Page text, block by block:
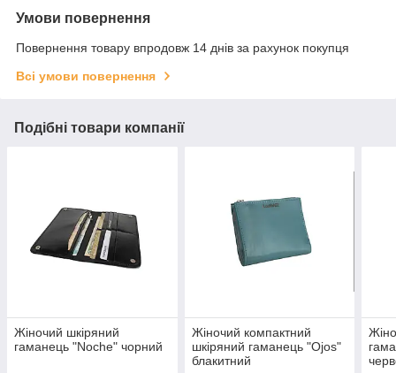
Умови повернення
Повернення товару впродовж 14 днів за рахунок покупця
Всі умови повернення
Подібні товари компанії
Жіночий шкіряний
гаманець "Noche" чорний
Жіночий компактний
шкіряний гаманець "Ojos"
блакитний